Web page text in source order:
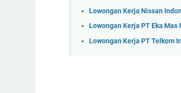
Lowongan Kerja Nissan
Lowongan Kerja PT Eka
Lowongan Kerja PT Telkom